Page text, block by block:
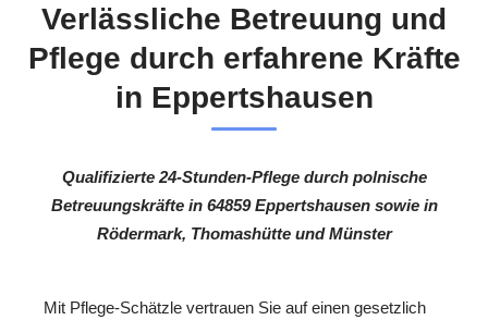
Verlässliche Betreuung und
Pflege durch erfahrene Kräfte
in Eppertshausen
Qualifizierte 24-Stunden-Pflege durch polnische
Betreuungskräfte in 64859 Eppertshausen sowie in
Rödermark, Thomashütte und Münster
Mit Pflege-Schätzle vertrauen Sie auf einen gesetzlich